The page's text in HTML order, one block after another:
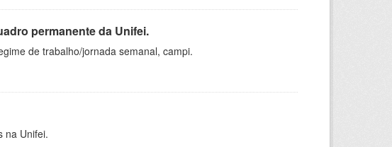
permanente da Unifei.
de trabalho/jornada semanal, campi.
na Unifei.